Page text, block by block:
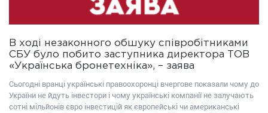
В ході незаконного обшуку співробітниками
СБУ було побито заступника директора ТОВ
«Українська бронетехніка», – заява
Сьогодні вранці українські правоохоронці вчергове показали чому до
України не йдуть інвестори і чому українські компанії не залучають
сотні мільйонів євро інвестицій як європейські чи американські